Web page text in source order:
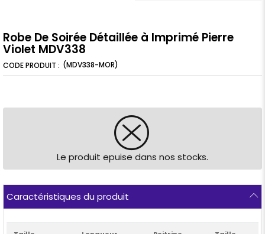
Robe De Soirée Détaillée à Imprimé Pierre
Violet MDV338
(MDV338-MOR)
Le produit epuise dans nos stocks.
Caractéristiques du produit